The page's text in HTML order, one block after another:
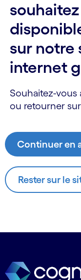
sur notre
internet
Souhaitez-vous
ou retourner
Continuer en
Rester sur le